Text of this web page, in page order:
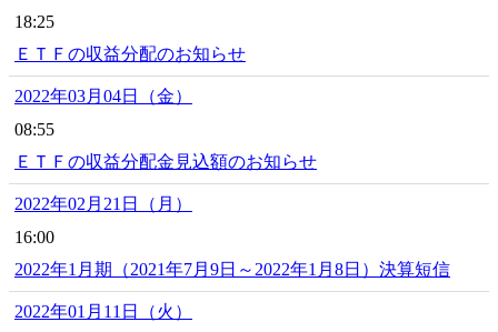
18:25
ＥＴＦの収益分配のお知らせ
2022年03月04日（金）
08:55
ＥＴＦの収益分配金見込額のお知らせ
2022年02月21日（月）
16:00
2022年1月期（2021年7月9日～2022年1月8日）決算短信
2022年01月11日（火）